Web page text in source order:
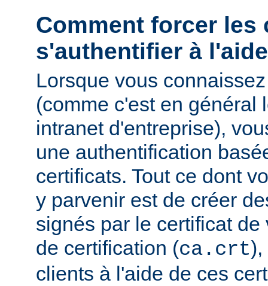
Comment forcer les
s'authentifier à
Lorsque vous
(comme c'est en général
intranet d'entreprise),
une authentification
certificats. Tout ce dont
y parvenir est de créer
signés par le certificat
de certification (ca.crt),
clients à l'aide de ces